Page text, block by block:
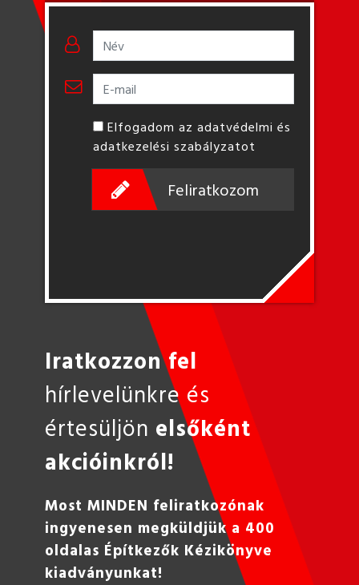
Elfogadom az adatvédelmi és
adatkezelési szabályzatot
Feliratkozom
Iratkozzon fel
hírlevelünkre és
értesüljön elsőként
akcióinkról!
Most MINDEN feliratkozónak
ingyenesen megküldjük a 400
oldalas Építkezők Kézikönyve
kiadványunkat!